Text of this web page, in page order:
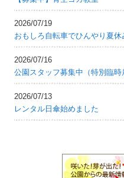
2026/07/19
おもしろ自転車でひんやり夏休
2026/07/16
公園スタッフ募集中（特別臨時
2026/07/13
レンタル日傘始めました